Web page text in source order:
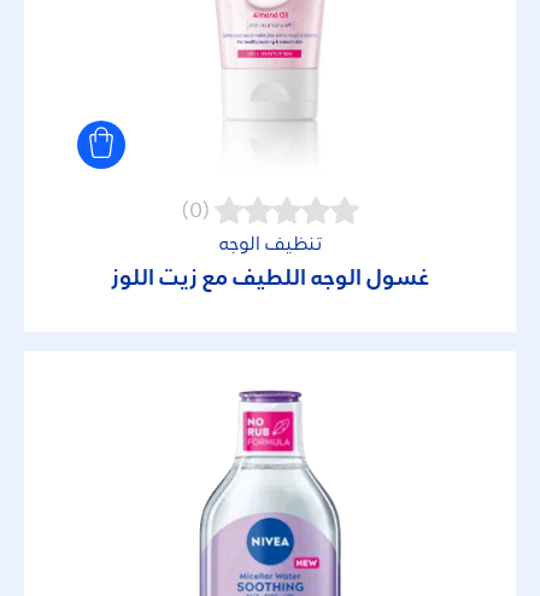
(0)
تنظيف الوجه
غسول الوجه اللطيف مع زيت اللوز